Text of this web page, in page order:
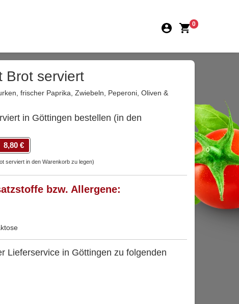
0
Brot serviert
frischer Paprika, Zwiebeln, Peperoni, Oliven &
in Göttingen bestellen (in den
8,80 €
serviert in den Warenkorb zu legen)
bzw. Allergene:
Lieferservice in Göttingen zu folgenden